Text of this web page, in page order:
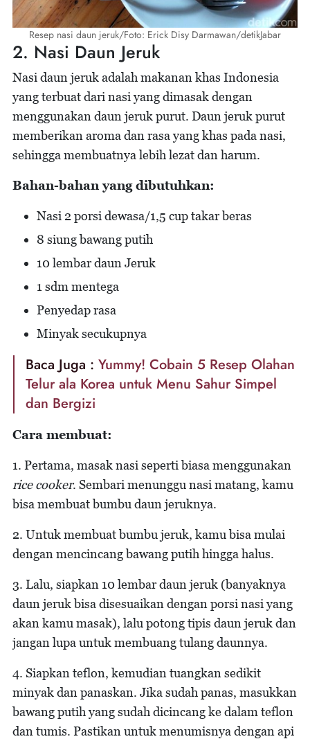
Resep nasi daun jeruk/Foto: Erick Disy Darmawan/detikJabar
2. Nasi Daun Jeruk
Nasi daun jeruk adalah makanan khas Indonesia
yang terbuat dari nasi yang dimasak dengan
menggunakan daun jeruk purut. Daun jeruk purut
memberikan aroma dan rasa yang khas pada nasi,
sehingga membuatnya lebih lezat dan harum.
Bahan-bahan yang dibutuhkan:
Nasi 2 porsi dewasa/1,5 cup takar beras
8 siung bawang putih
10 lembar daun Jeruk
1 sdm mentega
Penyedap rasa
Minyak secukupnya
Baca Juga : Yummy! Cobain 5 Resep Olahan
Telur ala Korea untuk Menu Sahur Simpel
dan Bergizi
Cara membuat:
1. Pertama, masak nasi seperti biasa menggunakan
rice cooker. Sembari menunggu nasi matang, kamu
bisa membuat bumbu daun jeruknya.
2. Untuk membuat bumbu jeruk, kamu bisa mulai
dengan mencincang bawang putih hingga halus.
3. Lalu, siapkan 10 lembar daun jeruk (banyaknya
daun jeruk bisa disesuaikan dengan porsi nasi yang
akan kamu masak), lalu potong tipis daun jeruk dan
jangan lupa untuk membuang tulang daunnya.
4. Siapkan teflon, kemudian tuangkan sedikit
minyak dan panaskan. Jika sudah panas, masukkan
bawang putih yang sudah dicincang ke dalam teflon
dan tumis. Pastikan untuk menumisnya dengan api